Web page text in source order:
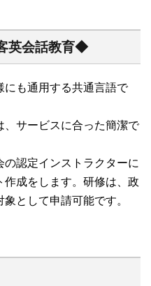
英会話教育◆
にも通用する共通言語で
サービスに合った簡潔で
の認定インストラクターに
作成をします。研修は、政
として申請可能です。